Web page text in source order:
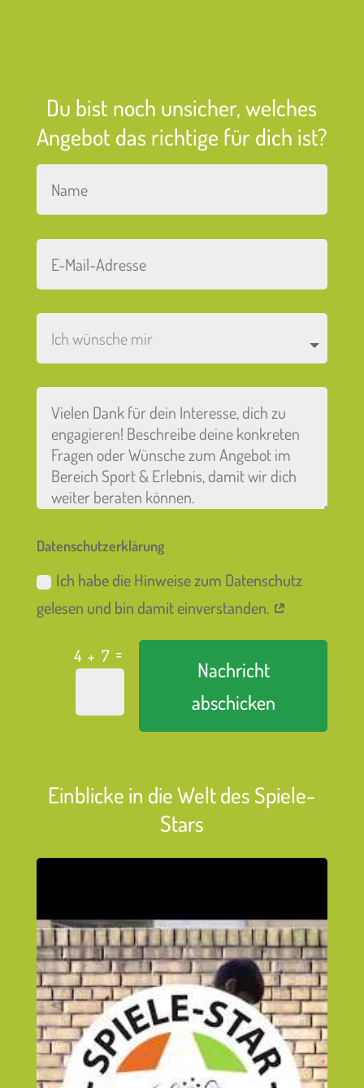
Du bist noch unsicher, welches
Angebot das richtige für dich ist?
Datenschutzerklärung
Ich habe die Hinweise zum Datenschutz
gelesen und bin damit einverstanden.
4 + 7 =
Nachricht
abschicken
Einblicke in die Welt des Spiele-
Stars